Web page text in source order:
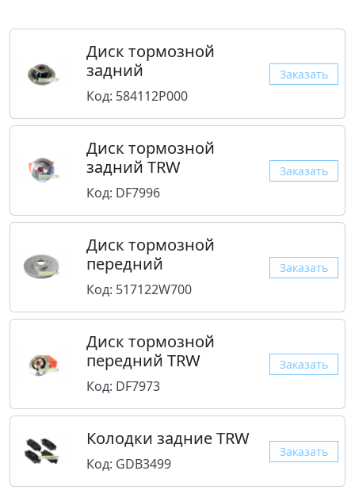
Диск тормозной
задний
Код: 584112P000
Заказать
Диск тормозной
задний TRW
Код: DF7996
Заказать
Диск тормозной
передний
Код: 517122W700
Заказать
Диск тормозной
передний TRW
Код: DF7973
Заказать
Колодки задние TRW
Код: GDB3499
Заказать